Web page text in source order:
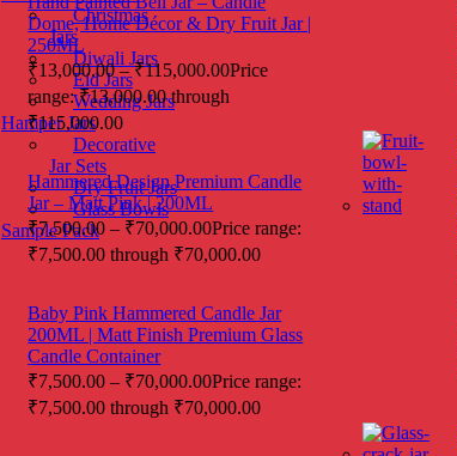
Christmas
Jars
Diwali Jars
Eid Jars
Wedding Jars
Hamper Jars
Decorative
Jar Sets
Dry Fruit Jars
Glass Bowls
Sample Pack
Dome, Home Décor & Dry Fruit Jar |
250ML
₹13,000.00 – ₹115,000.00Price
range: ₹13,000.00 through
₹115,000.00
Hammered Design Premium Candle
Jar – Matt Pink | 200ML
₹7,500.00 – ₹70,000.00Price range:
₹7,500.00 through ₹70,000.00
Baby Pink Hammered Candle Jar
200ML | Matt Finish Premium Glass
Candle Container
₹7,500.00 – ₹70,000.00Price range:
₹7,500.00 through ₹70,000.00